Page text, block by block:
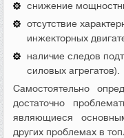
снижение
отсутствие
инжекторных
наличие следов
силовых агрегатов).
Самостоятельно
достаточно
являющиеся
других проблемах в